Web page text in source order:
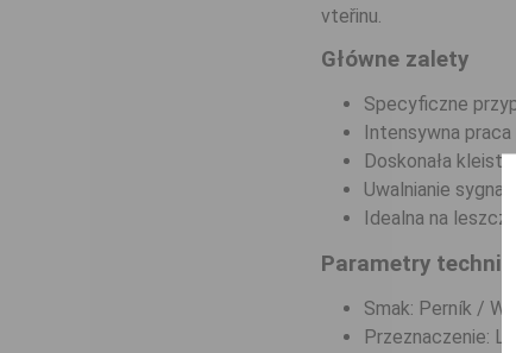
vteřinu.
Główne zalety
Specyficzne
Intensywna
Doskonała
Uwalnianie
Idealna na
Parametry
Smak: Perník /
Przeznaczenie: